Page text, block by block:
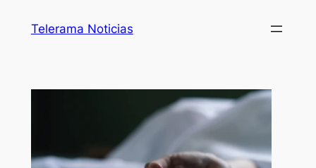
Telerama Noticias